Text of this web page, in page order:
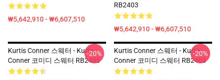
₩5,642,910 - ₩6,607,510
RB2403
₩5,642,910 - ₩6,607,510
Kurtis Conner 스웨터 - Kurtis
Conner 코미디 스웨터 RB2403
-20%
Kurtis Conner 스웨터 - Kurtis
Conner 코미디 스웨터 RB2403
-20%